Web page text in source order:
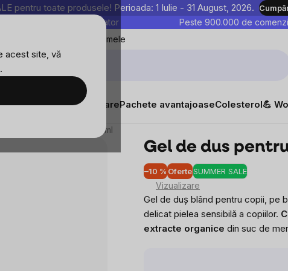
acest site, vă
.
pentru toate produsele! Perioada: 1 Iulie - 31 August, 2026.
sunt testate în laborator Peste 900.000 de
Favoritele mele
Suplimente alimentarePachete avantajoaseColesterol💪
copii WellMax®, 250 ml
Gel de dus
–10 % OferteSUMMER SALE
Evaluarea
a
este
Vizualizare
Gel de duș blând pentru copii, pe
delicat pielea sensibilă a copiilor.
extracte organice din suc de